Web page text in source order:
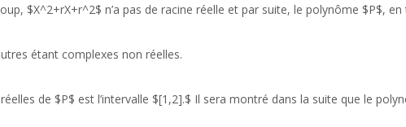
$X^2+rX+r^2$ n’a pas de racine réelle et par suite, le polynôme $P$, en
étant complexes non réelles.
de $P$ est l’intervalle $[1,2].$ Il sera montré dans la suite que le